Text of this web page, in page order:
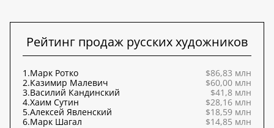
Рейтинг продаж русских художников
1.Марк Ротко
$86,83 млн
2.Казимир Малевич
$60,00 млн
3.Василий Кандинский
$41,8 млн
4.Хаим Сутин
$28,16 млн
5.Алексей Явленский
$18,59 млн
6.Марк Шагал
$14,85 млн